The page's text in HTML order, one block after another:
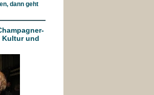
dann geht
Kultur und